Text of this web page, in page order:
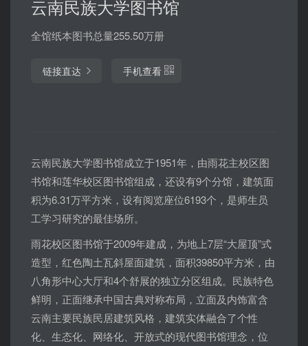
云南民族大学图书馆
全馆纸本图书总量255.50万册
链接直达 手机查看
云南民族大学图书馆成立于1951年，由雨花主校区图
书馆和莲华校区图书馆组成，还设有9个分馆，建筑面
积为6.31万平方米，设有阅览座位6193个，是师生员
工学习研究的最佳场所。
雨花校区图书馆于2009年建成，为地上7层“大屋顶”式
造型，红色陶土瓦斜屋面建筑，面积39850平方米，由
八角形中心大厅和4个舒展的独立分区组成。民族特色
鲜明，正面继承中国古典对称布局，立面及内饰富含
云南主要民族民居建筑风格，建筑实体融合了个性
化、生态化、网络化、开放式的现代图书馆理念，位